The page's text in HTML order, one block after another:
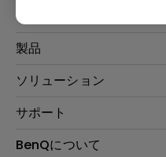
製品
プロジェクター
照明
Webカメラ
ソリューション
ビジネス向け
知識ページ
サポート
サポート
BenQについて